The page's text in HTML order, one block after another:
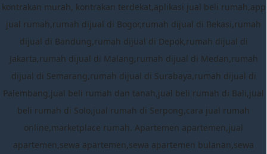
kontrakan murah, kontrakan terdekat,aplikasi jual beli rumah,app
jual rumah,rumah dijual di Bogor,rumah dijual di Bekasi,rumah
dijual di Bandung,rumah dijual di Depok,rumah dijual di
Jakarta,rumah dijual di Malang,rumah dijual di Medan,rumah
dijual di Semarang,rumah dijual di Surabaya,rumah dijual di
Palembang,jual beli rumah dan tanah,jual beli rumah di Bali,jual
beli rumah di Solo,jual rumah di Serpong,cara jual rumah
online,marketplace rumah. Apartemen apartemen,jual
apartemen,sewa apartemen,sewa apartemen bulanan,sewa